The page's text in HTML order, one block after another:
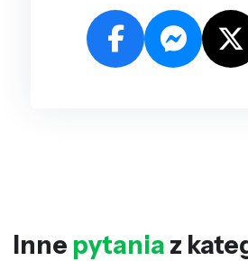
Inne pytania z